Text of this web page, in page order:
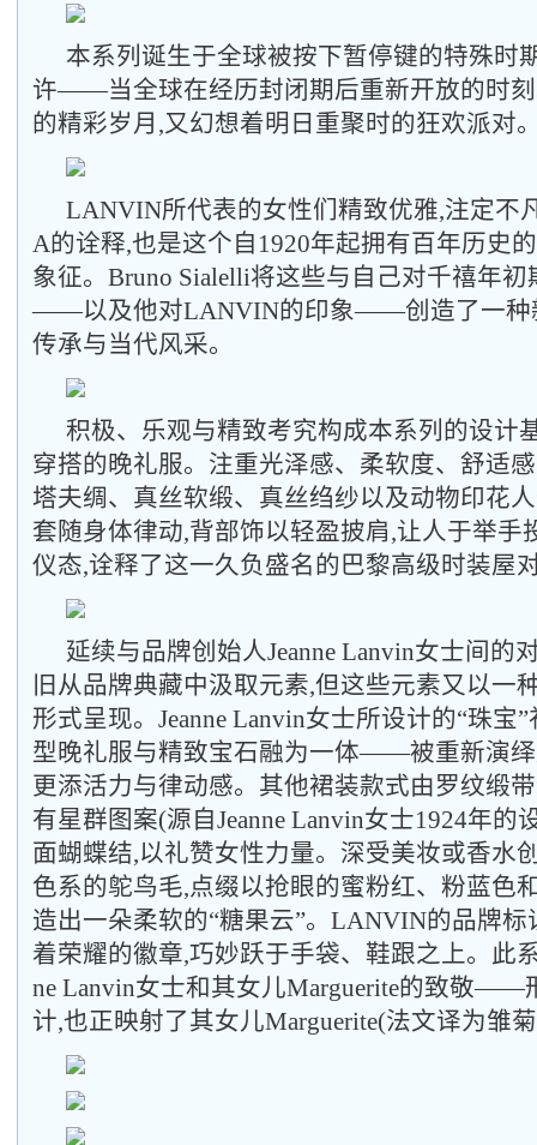
本系列诞生于全球被按下暂停键的特殊时
许——当全球在经历封闭期后重新开放的时
的精彩岁月,又幻想着明日重聚时的狂欢派对
LANVIN所代表的女性们精致优雅,注定不
A的诠释,也是这个自1920年起拥有百年历史
象征。Bruno Sialelli将这些与自己对千禧年
——以及他对LANVIN的印象——创造了一种
传承与当代风采。
积极、乐观与精致考究构成本系列的设计
穿搭的晚礼服。注重光泽感、柔软度、舒适
塔夫绸、真丝软缎、真丝绉纱以及动物印花
套随身体律动,背部饰以轻盈披肩,让人于举手
仪态,诠释了这一久负盛名的巴黎高级时装屋
延续与品牌创始人Jeanne Lanvin女士间的
旧从品牌典藏中汲取元素,但这些元素又以一
形式呈现。Jeanne Lanvin女士所设计的“珠
型晚礼服与精致宝石融为一体——被重新演
更添活力与律动感。其他裙装款式由罗纹缎
有星群图案(源自Jeanne Lanvin女士1924年的
面蝴蝶结,以礼赞女性力量。深受美妆或香水
色系的鸵鸟毛,点缀以抢眼的蜜粉红、粉蓝色
造出一朵柔软的“糖果云”。LANVIN的品牌标
着荣耀的徽章,巧妙跃于手袋、鞋跟之上。此
ne Lanvin女士和其女儿Marguerite的致敬——
计,也正映射了其女儿Marguerite(法文译为雏